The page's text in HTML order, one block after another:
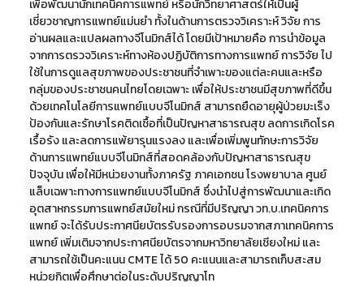
เพื่อพัฒนานักเทคนิคการแพทย์ หรือนักวิทยาศาสตร์ให้เป็นผู้
เชี่ยวชาญการแพทย์แม่นยำ ทั้งในด้านการตรวจวิเคราะห์ วิจัย การ
อ่านผลและแปลผลทางจีโนมิกส์ได้ โดยมีเป้าหมายคือ การนำข้อมูล
จากการตรวจวิเคราะห์ทางห้องปฏิบัติการทางการแพทย์ การวิจัย ไป
ใช้ในการดูแลสุขภาพของประชาชนที่จำเพาะของแต่ละคนและหรือ
กลุ่มของประชาชนคนไทยโดยเฉพาะ เพื่อให้ประชาชนมีสุขภาพที่ดีขึ้น
ด้วยเทคโนโลยีการแพทย์แบบจีโนมิกส์ สามารถยืดอายุผู้ป่วยมะเร็ง
ป้องกันและรักษาโรคติดเชื้อที่เป็นปัญหาสาธารณสุข ลดการเกิดโรค
เรื้อรัง และลดการแพ้ยารุนแรงลง และเพื่อเพิ่มพูนทักษะการวิจัย
ด้านการแพทย์แบบจีโนมิกส์ที่สอดคล้องกับปัญหาสาธารณสุข
ปัจจุบัน เพื่อให้มีหน่วยงานทั้งภาครัฐ ภาคเอกชน โรงพยาบาล ศูนย์
แล็บเฉพาะทางการแพทย์แบบจีโนมิกส์ ซึ่งนำไปสู่การพัฒนาและเกิด
อุตสาหกรรมการแพทย์สมัยใหม่ กรณีที่มีปริญญา วท.บ.เทคนิคการ
แพทย์ จะได้รับประกาศนียบัตรรับรองการอบรมจากสภาเทคนิคการ
แพทย์ เพิ่มเติมจากประกาศนียบัตรจากมหาวิทยาลัยเชียงใหม่ และ
สามารถใช้เป็นคะแนน CMTE ได้ 50 คะแนนและสามารถเก็บสะสม
หน่วยกิตเพื่อศึกษาต่อในระดับปริญญาโท